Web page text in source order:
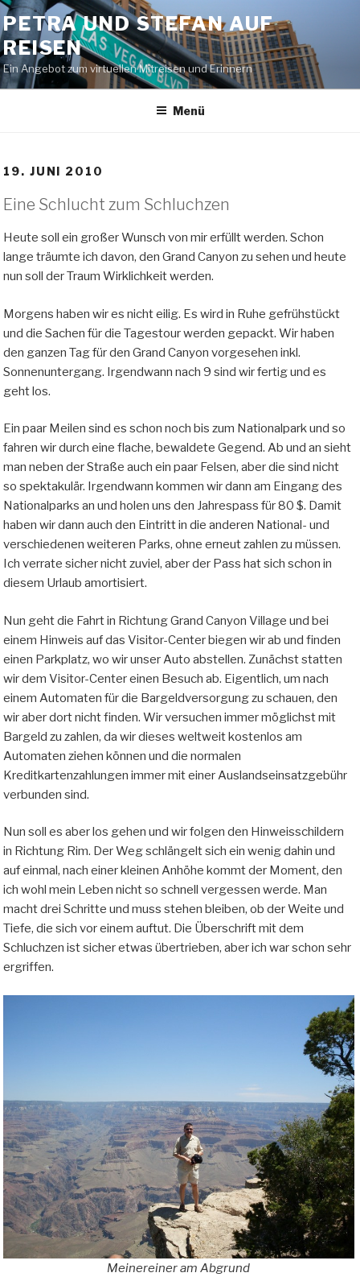
Zum
Inhalt
springen
PETRA UND STEFAN AUF
REISEN
Ein Angebot zum virtuellen Mitreisen und Erinnern
Menü
19. JUNI 2010
Eine Schlucht zum Schluchzen
Heute soll ein großer Wunsch von mir erfüllt werden. Schon
lange träumte ich davon, den Grand Canyon zu sehen und heute
nun soll der Traum Wirklichkeit werden.
Morgens haben wir es nicht eilig. Es wird in Ruhe gefrühstückt
und die Sachen für die Tagestour werden gepackt. Wir haben
den ganzen Tag für den Grand Canyon vorgesehen inkl.
Sonnenuntergang. Irgendwann nach 9 sind wir fertig und es
geht los.
Ein paar Meilen sind es schon noch bis zum Nationalpark und so
fahren wir durch eine flache, bewaldete Gegend. Ab und an sieht
man neben der Straße auch ein paar Felsen, aber die sind nicht
so spektakulär. Irgendwann kommen wir dann am Eingang des
Nationalparks an und holen uns den Jahrespass für 80 $. Damit
haben wir dann auch den Eintritt in die anderen National- und
verschiedenen weiteren Parks, ohne erneut zahlen zu müssen.
Ich verrate sicher nicht zuviel, aber der Pass hat sich schon in
diesem Urlaub amortisiert.
Nun geht die Fahrt in Richtung Grand Canyon Village und bei
einem Hinweis auf das Visitor-Center biegen wir ab und finden
einen Parkplatz, wo wir unser Auto abstellen. Zunächst statten
wir dem Visitor-Center einen Besuch ab. Eigentlich, um nach
einem Automaten für die Bargeldversorgung zu schauen, den
wir aber dort nicht finden. Wir versuchen immer möglichst mit
Bargeld zu zahlen, da wir dieses weltweit kostenlos am
Automaten ziehen können und die normalen
Kreditkartenzahlungen immer mit einer Auslandseinsatzgebühr
verbunden sind.
Nun soll es aber los gehen und wir folgen den Hinweisschildern
in Richtung Rim. Der Weg schlängelt sich ein wenig dahin und
auf einmal, nach einer kleinen Anhöhe kommt der Moment, den
ich wohl mein Leben nicht so schnell vergessen werde. Man
macht drei Schritte und muss stehen bleiben, ob der Weite und
Tiefe, die sich vor einem auftut. Die Überschrift mit dem
Schluchzen ist sicher etwas übertrieben, aber ich war schon sehr
ergriffen.
Meinereiner am Abgrund